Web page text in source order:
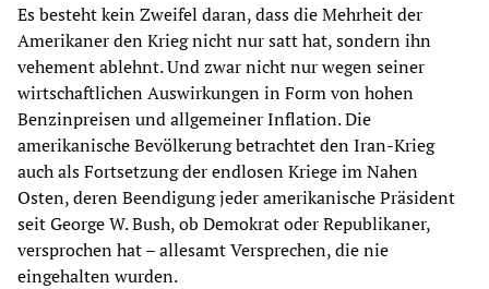
Es besteht kein Zweifel daran, dass die Mehrheit der
Amerikaner den Krieg nicht nur satt hat, sondern ihn
vehement ablehnt. Und zwar nicht nur wegen seiner
wirtschaftlichen Auswirkungen in Form von hohen
Benzinpreisen und allgemeiner Inflation. Die
amerikanische Bevölkerung betrachtet den Iran-Krieg
auch als Fortsetzung der endlosen Kriege im Nahen
Osten, deren Beendigung jeder amerikanische Präsident
seit George W. Bush, ob Demokrat oder Republikaner,
versprochen hat – allesamt Versprechen, die nie
eingehalten wurden.